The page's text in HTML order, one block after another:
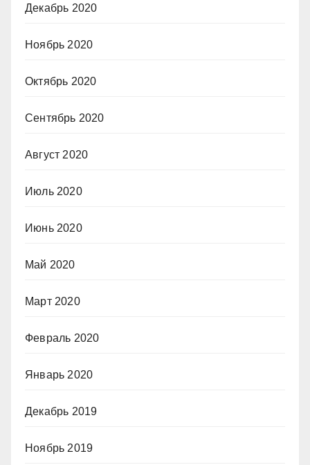
Декабрь 2020
Ноябрь 2020
Октябрь 2020
Сентябрь 2020
Август 2020
Июль 2020
Июнь 2020
Май 2020
Март 2020
Февраль 2020
Январь 2020
Декабрь 2019
Ноябрь 2019